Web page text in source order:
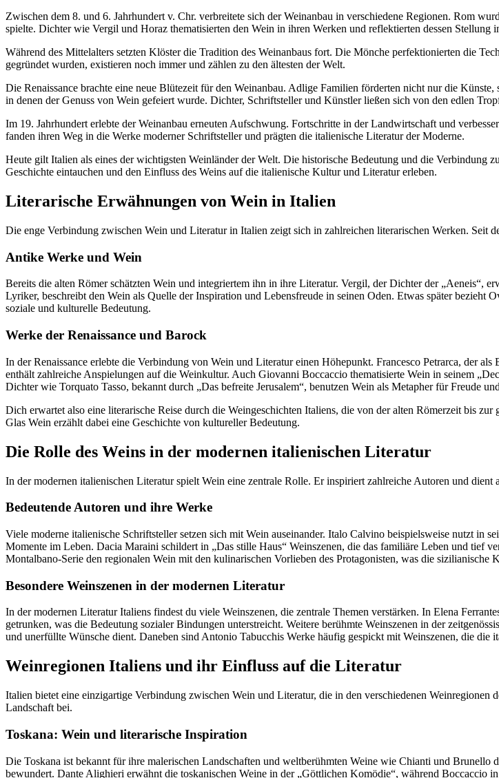
Zwischen dem 8. und 6. Jahrhundert v. Chr. verbreitete sich der Weinanbau in verschiedene Regionen. Rom
spielte. Dichter wie Vergil und Horaz thematisierten den Wein in ihren Werken und reflektierten dessen Stellung
Während des Mittelalters setzten Klöster die Tradition des Weinanbaus fort. Die Mönche perfektionierten die
gegründet wurden, existieren noch immer und zählen zu den ältesten der Welt.
Die Renaissance brachte eine neue Blütezeit für den Weinanbau. Adlige Familien förderten nicht nur die
in denen der Genuss von Wein gefeiert wurde. Dichter, Schriftsteller und Künstler ließen sich von den edlen
Im 19. Jahrhundert erlebte der Weinanbau erneuten Aufschwung. Fortschritte in der Landwirtschaft und
fanden ihren Weg in die Werke moderner Schriftsteller und prägten die italienische Literatur der Moderne.
Heute gilt Italien als eines der wichtigsten Weinländer der Welt. Die historische Bedeutung und die
Geschichte eintauchen und den Einfluss des Weins auf die italienische Kultur und Literatur erleben.
Literarische Erwähnungen von Wein in Italien
Die enge Verbindung zwischen Wein und Literatur in Italien zeigt sich in zahlreichen literarischen Werken. Seit
Antike Werke und Wein
Bereits die alten Römer schätzten Wein und integriertem ihn in ihre Literatur. Vergil, der Dichter der „Aeneis“,
Lyriker, beschreibt den Wein als Quelle der Inspiration und Lebensfreude in seinen Oden. Etwas später bezieht
soziale und kulturelle Bedeutung.
Werke der Renaissance und Barock
In der Renaissance erlebte die Verbindung von Wein und Literatur einen Höhepunkt. Francesco Petrarca, der
enthält zahlreiche Anspielungen auf die Weinkultur. Auch Giovanni Boccaccio thematisierte Wein in seinem
Dichter wie Torquato Tasso, bekannt durch „Das befreite Jerusalem“, benutzen Wein als Metapher für Freude
Dich erwartet also eine literarische Reise durch die Weingeschichten Italiens, die von der alten Römerzeit bis
Glas Wein erzählt dabei eine Geschichte von kultureller Bedeutung.
Die Rolle des Weins in der modernen italienischen Literatur
In der modernen italienischen Literatur spielt Wein eine zentrale Rolle. Er inspiriert zahlreiche Autoren und
Bedeutende Autoren und ihre Werke
Viele moderne italienische Schriftsteller setzen sich mit Wein auseinander. Italo Calvino beispielsweise nutzt in
Momente im Leben. Dacia Maraini schildert in „Das stille Haus“ Weinszenen, die das familiäre Leben und tief
Montalbano-Serie den regionalen Wein mit den kulinarischen Vorlieben des Protagonisten, was die sizilianische
Besondere Weinszenen in der modernen Literatur
In der modernen Literatur Italiens findest du viele Weinszenen, die zentrale Themen verstärken. In Elena
getrunken, was die Bedeutung sozialer Bindungen unterstreicht. Weitere berühmte Weinszenen in der
und unerfüllte Wünsche dient. Daneben sind Antonio Tabucchis Werke häufig gespickt mit Weinszenen, die die
Weinregionen Italiens und ihr Einfluss auf die Literatur
Italien bietet eine einzigartige Verbindung zwischen Wein und Literatur, die in den verschiedenen Weinregionen
Landschaft bei.
Toskana: Wein und literarische Inspiration
Die Toskana ist bekannt für ihre malerischen Landschaften und weltberühmten Weine wie Chianti und
bewundert. Dante Alighieri erwähnt die toskanischen Weine in der „Göttlichen Komödie“, während Boccaccio